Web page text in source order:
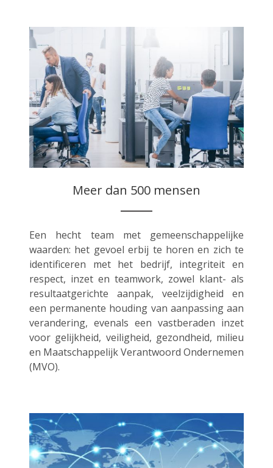
Meer dan 500 mensen
Een hecht team met gemeenschappelijke
waarden: het gevoel erbij te horen en zich te
identificeren met het bedrijf, integriteit en
respect, inzet en teamwork, zowel klant- als
resultaatgerichte aanpak, veelzijdigheid en
een permanente houding van aanpassing aan
verandering, evenals een vastberaden inzet
voor gelijkheid, veiligheid, gezondheid, milieu
en Maatschappelijk Verantwoord Ondernemen
(MVO).